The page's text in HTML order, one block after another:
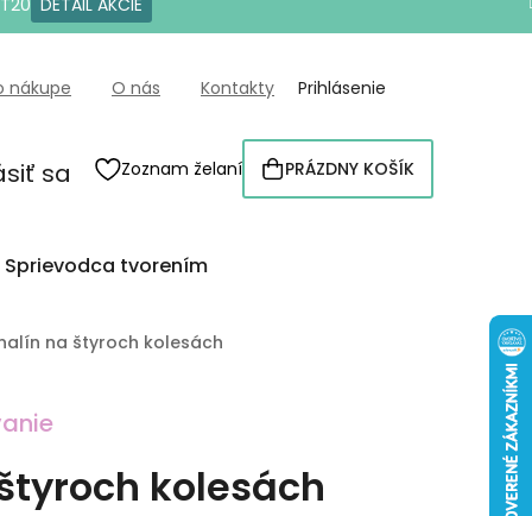
DETAIL AKCIE
nákupe O nás Kontakty Prihlásenie
sa Zoznam želaní
NÁKUPNÝ
KOŠÍK
PRÁZDNY KOŠÍK
Sprievodca tvorením
na štyroch kolesách
kolesách